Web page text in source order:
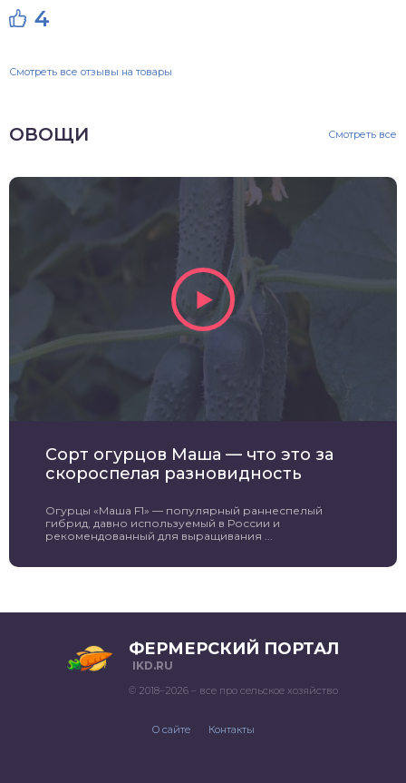
4
Смотреть все отзывы на товары
ОВОЩИ Смотреть все
Сорт огурцов Маша — что это за
скороспелая разновидность
Огурцы «Маша F1» — популярный раннеспелый
гибрид, давно используемый в России и
рекомендованный для выращивания ...
ФЕРМЕРСКИЙ ПОРТАЛ
IKD.RU
© 2018–2026 – все про сельское хозяйство
О сайте Контакты